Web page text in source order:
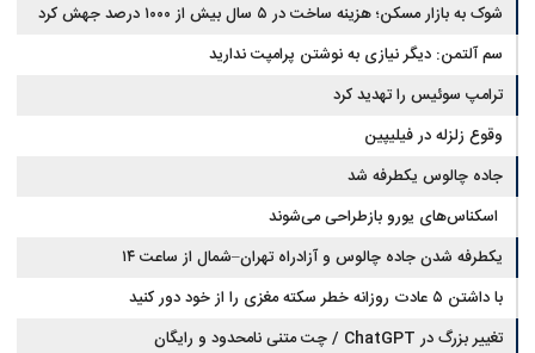
شوک به بازار مسکن؛ هزینه ساخت در ۵ سال بیش از ۱۰۰۰ درصد جهش کرد
سم آلتمن: دیگر نیازی به نوشتن پرامپت ندارید
ترامپ سوئیس را تهدید کرد
وقوع زلزله در فیلیپین
جاده چالوس یکطرفه شد
اسکناس‌های یورو بازطراحی می‌شوند
یکطرفه شدن جاده چالوس و آزادراه تهران–شمال از ساعت ۱۴
با داشتن ۵ عادت روزانه خطر سکته مغزی را از خود دور کنید
تغییر بزرگ در ChatGPT / چت متنی نامحدود و رایگان